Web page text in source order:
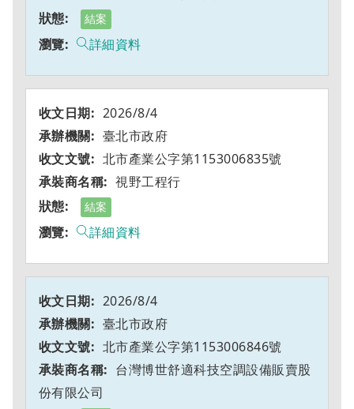
結案
詳細資料
2026/8/4
臺北市政府
北市產業公字第1153006835號
視野工程行
結案
詳細資料
2026/8/4
臺北市政府
北市產業公字第1153006846號
台灣博世舒適科技空調設備販賣股
份有限公司